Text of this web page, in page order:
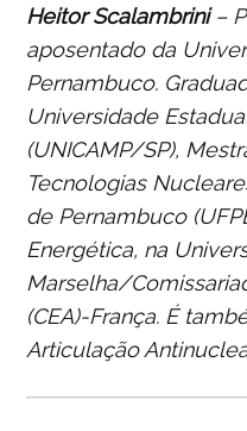
Heitor Scalambrini–
aposentado da
Pernambuco.
Universidade
(UNICAMP/SP),
Tecnologias
de Pernambuco
Energética, na
Marselha/
(CEA)-França. É
Articulação